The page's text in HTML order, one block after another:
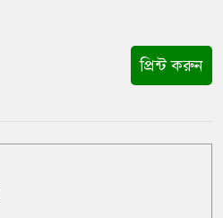
প্রিন্ট করুন